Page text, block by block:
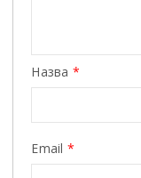
Назва *
Email *